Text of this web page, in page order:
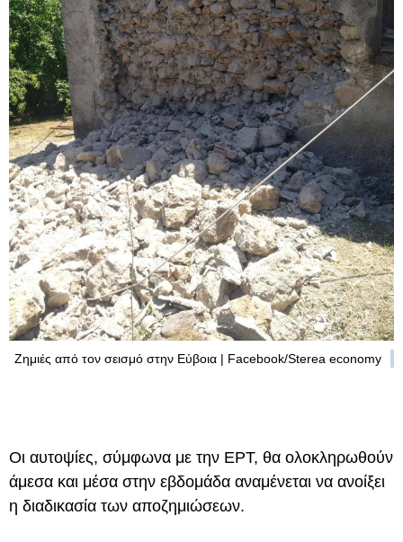
Ζημιές από τον σεισμό στην Εύβοια | Facebook/Sterea economy
Οι αυτοψίες, σύμφωνα με την ΕΡΤ, θα ολοκληρωθούν
άμεσα και μέσα στην εβδομάδα αναμένεται να ανοίξει
η διαδικασία των αποζημιώσεων.